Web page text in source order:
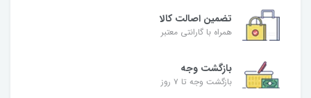
تضمین اصالت کالا
همراه با گارانتی معتبر
بازگشت وجه
بازگشت وجه تا ۷ روز